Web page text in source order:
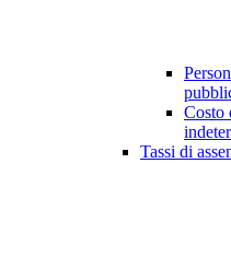
Costo
Tassi di